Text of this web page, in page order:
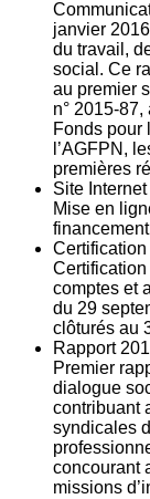
janvier
du travail,
social. Ce
au premier
n° 2015-
Fonds pour
l’AGFPN,
premières
Site Internet
Mise en
Certification
comptes et
du 29
clôturés au
Rapport
Premier
dialogue
contribuant
syndicales
concourant
missions